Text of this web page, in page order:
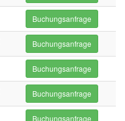
Buchungsanfrage
Buchungsanfrage
Buchungsanfrage
Buchungsanfrage
Buchungsanfrage